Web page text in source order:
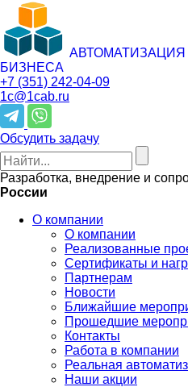
АВТОМАТИЗАЦИЯ
БИЗНЕСА
+7 (351) 242-04-09
1c@1cab.ru
Обсудить задачу
Разработка, внедрение и
России
О компании
О компании
Реализованные
Сертификаты и
Партнерам
Новости
Ближайшие
Прошедшие
Контакты
Работа в компании
Реальная
Наши акции